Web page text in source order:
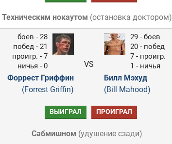
Техническим нокаутом (остановка доктором)
боев - 28
побед - 21
проигр. - 7
ничья - 0
Форрест Гриффин
(Forrest Griffin)
VS
29 - боев
20 - побед
7 - проигр.
1 - ничья
Билл Мэхуд
(Bill Mahood)
ВЫИГРАЛ ПРОИГРАЛ
Сабмишном (удушение сзади)